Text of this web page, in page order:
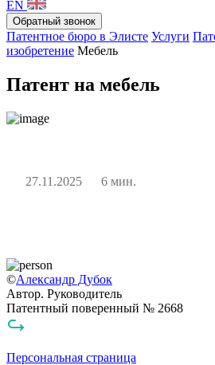
EN
Обратный звонок
Патентное бюро в Элисте Услуги
изобретение Мебель
Патент на мебель
27.11.2025 6 мин.
©Александр Дубок
Автор. Руководитель
Патентный поверенный № 2668
Персональная страница